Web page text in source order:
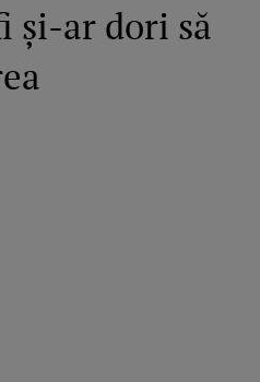
și-ar dori să